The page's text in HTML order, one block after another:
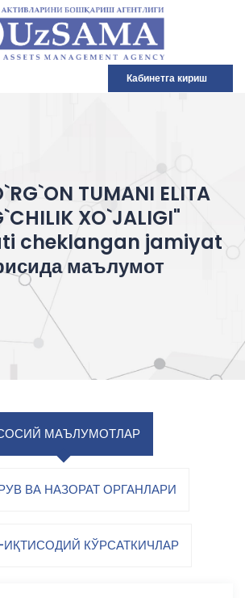
Кабинетга кириш
TUMANI ELITA
XO`JALIGI"
cheklangan jamiyat
маълумот
МАЪЛУМОТЛАР
ВА НАЗОРАТ ОРГАНЛАРИ
КЎРСАТКИЧЛАР